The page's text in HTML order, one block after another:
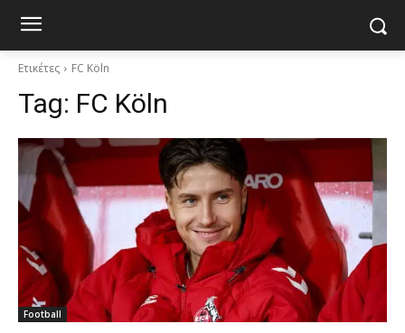
Ετικέτες FC Köln
Tag: FC Köln
Football